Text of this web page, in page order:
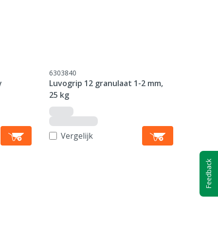
6303840
Luvogrip 12 granulaat 1-2 mm,
25 kg
Vergelijk
Feedback